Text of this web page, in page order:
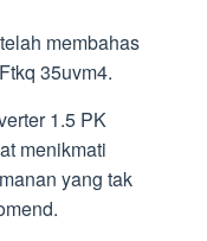
telah membahas
35uvm4.
1.5 PK
menikmati
yang tak